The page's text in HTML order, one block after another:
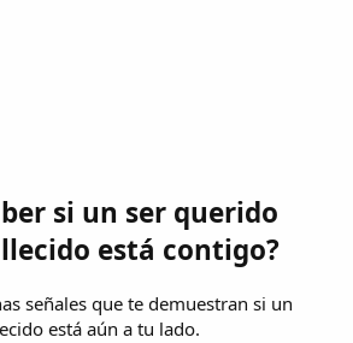
si un ser querido
está contigo?
señales que te demuestran si un
está aún a tu lado.